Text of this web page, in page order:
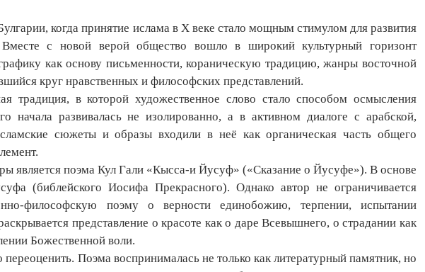
когда принятие ислама в X веке стало мощным стимулом для развития
Вместе с новой верой общество вошло в широкий культурный горизонт
как основу письменности, кораническую традицию, жанры восточной
круг нравственных и философских представлений.
традиция, в которой художественное слово стало способом осмысления
начала развивалась не изолированно, а в активном диалоге с арабской,
сюжеты и образы входили в неё как органическая часть общего
является поэма Кул Гали «Кысса-и Йусуф» («Сказание о Йусуфе»). В основе
(библейского Иосифа Прекрасного). Однако автор не ограничивается
поэму о верности единобожию, терпении, испытании
представление о красоте как о даре Всевышнего, о страдании как
Божественной воли.
Поэма воспринималась не только как литературный памятник, но